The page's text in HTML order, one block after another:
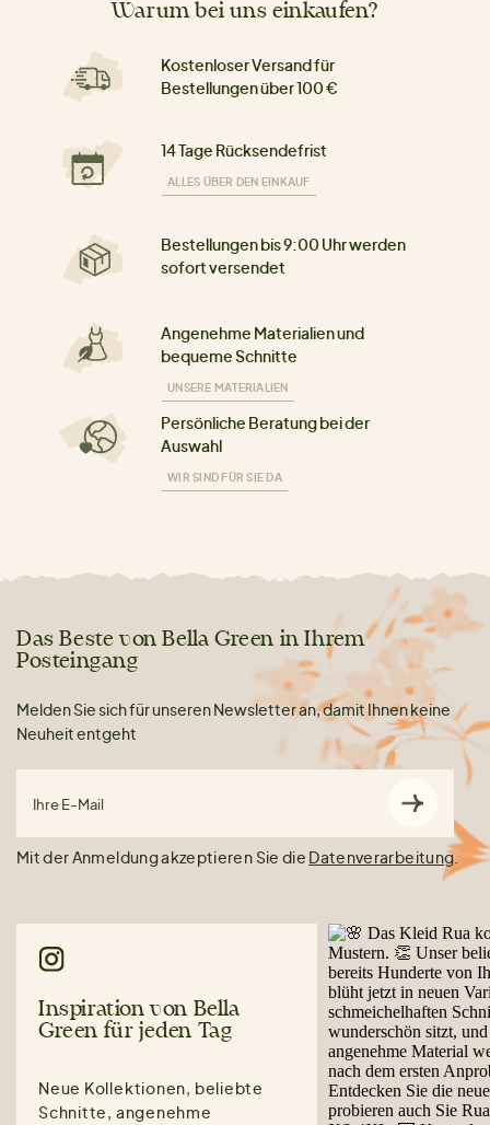
Warum bei uns einkaufen?
Kostenloser Versand für
Bestellungen über 100 €
14 Tage Rücksendefrist
ALLES ÜBER DEN EINKAUF
Bestellungen bis 9:00 Uhr werden
sofort versendet
Angenehme Materialien und
bequeme Schnitte
UNSERE MATERIALIEN
Persönliche Beratung bei der
Auswahl
WIR SIND FÜR SIE DA
Das Beste von Bella Green in Ihrem
Posteingang
Melden Sie sich für unseren Newsletter an, damit Ihnen keine
Neuheit entgeht
Ihre E-Mail
Mit der Anmeldung akzeptieren Sie die Datenverarbeitung.
Inspiration von Bella
Green für jeden Tag
Neue Kollektionen, beliebte
Schnitte, angenehme